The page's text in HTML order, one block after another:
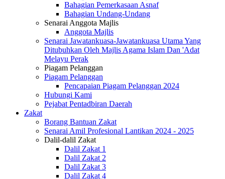
Bahagian Pemerkasaan Asnaf
Bahagian Undang-Undang
Senarai Anggota Majlis
Anggota Majlis
Senarai Jawatankuasa-Jawatankuasa Utama Yang
Ditubuhkan Oleh Majlis Agama Islam Dan 'Adat
Melayu Perak
Piagam Pelanggan
Piagam Pelanggan
Pencapaian Piagam Pelanggan 2024
Hubungi Kami
Pejabat Pentadbiran Daerah
Zakat
Borang Bantuan Zakat
Senarai Amil Profesional Lantikan 2024 - 2025
Dalil-dalil Zakat
Dalil Zakat 1
Dalil Zakat 2
Dalil Zakat 3
Dalil Zakat 4